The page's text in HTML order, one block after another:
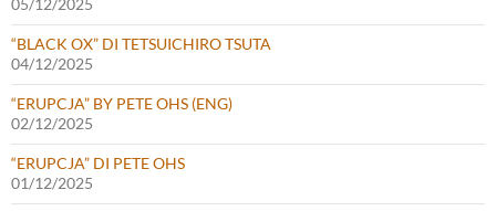
05/12/2025
“BLACK OX” DI TETSUICHIRO TSUTA
04/12/2025
“ERUPCJA” BY PETE OHS (ENG)
02/12/2025
“ERUPCJA” DI PETE OHS
01/12/2025